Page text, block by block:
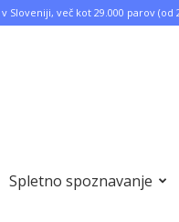
Sloveniji, več kot 29.000 parov (od
Spletno spoznavanje